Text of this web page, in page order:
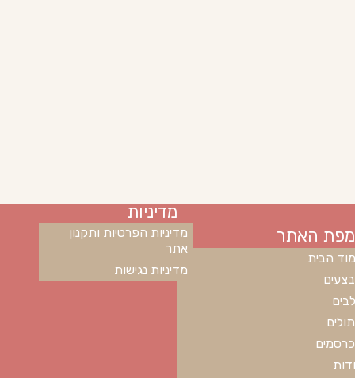
מפת האתר
הבית
מדיניות
מדיניות הפרטיות ותקנון
אתר
מדיניות נגישות